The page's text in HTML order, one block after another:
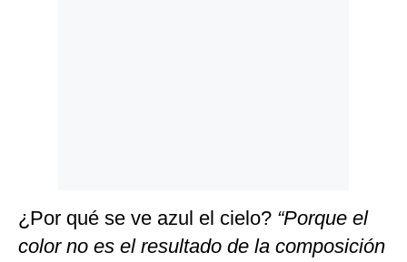
¿Por qué se ve azul el cielo? “Porque el
color no es el resultado de la composición